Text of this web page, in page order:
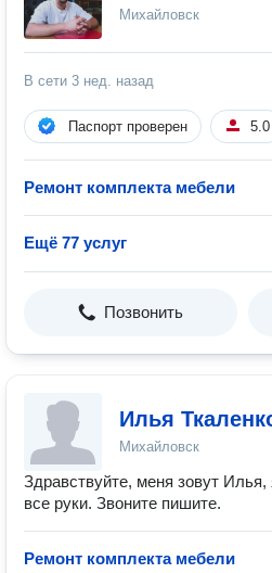
Михайловск
В сети 3 нед. назад
Паспорт проверен 5.0
Ремонт комплекта мебели
Ещё 77 услуг
Позвонить
Илья
Михайловск
Здравствуйте, меня зовут
все руки. Звоните пишите.
Ремонт комплекта мебели